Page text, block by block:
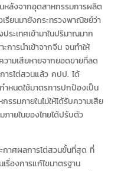
หลังจากอุตสาหกรรมการผลิต
รียนมายังกระทรวงพาณิชย์ว่า
ระเทศเข้ามาในปริมาณมาก
การนำเข้าจากจีน จนทำให้
ามเสียหายจากยอดขายที่ลด
ารไต่สวนแล้ว คปป. ได้
หนดใช้มาตรการปกป้องเป็น
รมภายในไม่ให้ได้รับความเสีย
ภายในของไทยได้ปรับตัว
กาศผลการไต่สวนขั้นที่สุด ที่
รื่องการแก้ไขมาตรฐาน